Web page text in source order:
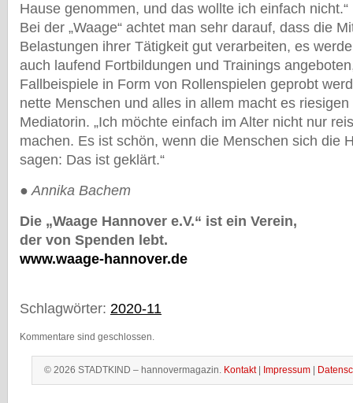
Hause genommen, und das wollte ich einfach nicht.“
Bei der „Waage“ achtet man sehr darauf, dass die
Belastungen ihrer Tätigkeit gut verarbeiten, es
auch laufend Fortbildungen und Trainings
Fallbeispiele in Form von Rollenspielen geprobt
nette Menschen und alles in allem macht es riesigen
Mediatorin. „Ich möchte einfach im Alter nicht nur
machen. Es ist schön, wenn die Menschen sich die
sagen: Das ist geklärt.“
● Annika Bachem
Die „Waage Hannover e.V.“ ist ein Verein,
der von Spenden lebt.
www.waage-hannover.de
Schlagwörter: 2020-11
Kommentare sind geschlossen.
© 2026 STADTKIND – hannovermagazin. Kontakt| Impressum